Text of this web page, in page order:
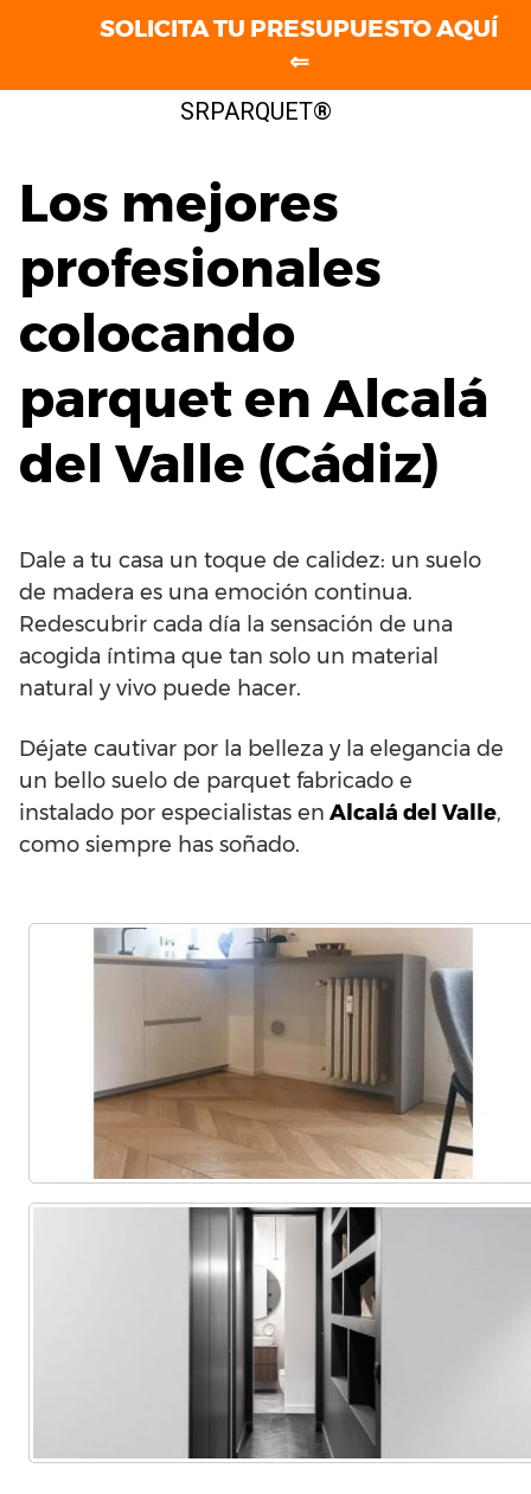
SRPARQUET®
Los mejores
profesionales
colocando
parquet en Alcalá
del Valle (Cádiz)
Dale a tu casa un toque de calidez: un suelo
de madera es una emoción continua.
Redescubrir cada día la sensación de una
acogida íntima que tan solo un material
natural y vivo puede hacer.
Déjate cautivar por la belleza y la elegancia de
un bello suelo de parquet fabricado e
instalado por especialistas en Alcalá del Valle,
como siempre has soñado.
SOLICITA TU PRESUPUESTO AQUÍ
⇐